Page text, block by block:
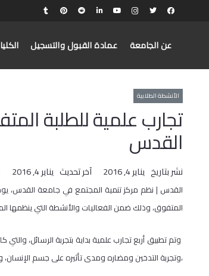
عن الجامعة عمادة القبول والتسجيل
الأنشطة الطلابية
تجارب علمية للطلبة
القدس
نشر بتاريخ يناير 4, 2016 آخر تحديث يناير 4, 2016
القدس | نظم مركز تنمية المجتمع في جامعة القدس،
المتفوق، وذلك ضمن الفعاليات والأنشطة التي ينظمها
وتم تطبيق أربع تجارب علمية بداية بتجربة الرسائل،
،وتجربة التدخين ومضاره ومدى تأثيره على جسم